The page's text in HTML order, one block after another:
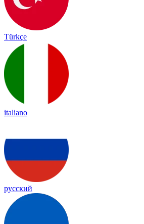
Türkçe
italiano
русский